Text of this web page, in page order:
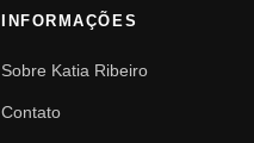
INFORMAÇÕES
Sobre Katia Ribeiro
Contato